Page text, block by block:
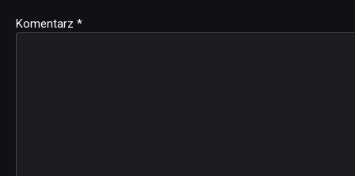
Komentarz *
Alternative: